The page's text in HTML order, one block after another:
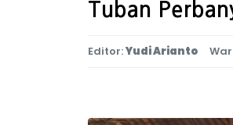
Tuban
Editor:Yudi Arianto